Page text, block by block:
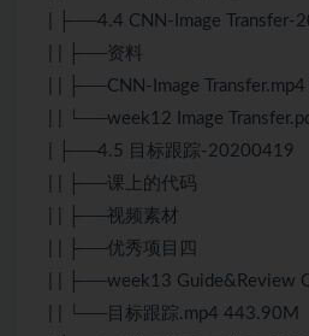
| ├──4.4 CNN-Image Transfer-
| | ├──资料
| | ├──CNN-Image
| | └──week12 Image
| ├──4.5 目标跟踪-20200419
| | ├──课上的代码
| | ├──视频素材
| | ├──优秀项目四
| | ├──week13 Guide&Review
| | └──目标跟踪.mp4 443.90M